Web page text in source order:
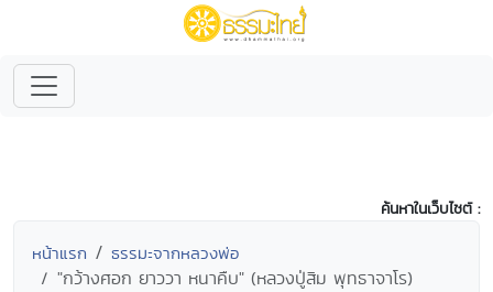
ค้นหาในเว็บไซต์ :
หน้าแรก ธรรมะจากหลวงพ่อ
"กว้างศอก ยาววา หนาคืบ" (หลวงปู่สิม พุทธาจาโร)